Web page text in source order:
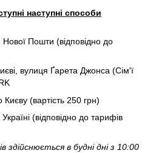
наступні способи
Нової Пошти (відповідно до
вулиця Ґарета Джонса (Сім'ї
(вартість 250 грн)
(відповідно до тарифів
здійснюється в будні дні з 10:00